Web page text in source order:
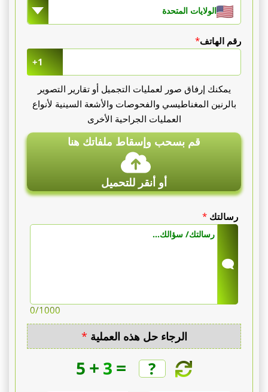
الولايات المتحدة
رقم الهاتف*
+1
يمكنك إرفاق صور لعمليات التجميل أو تقارير التصوير
بالرنين المغناطيسي والفحوصات والأشعة السينية لأنواع
العمليات الجراحية الأخرى
قم بسحب وإسقاط ملفاتك هنا
أو أنقر للتحميل
رسالتك*
0/1000
* الرجاء حل هذه العملية
5 + 3 =